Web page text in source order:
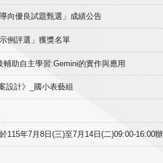
向優良試題甄選」成績公告
例評選」獲獎名單
助自主學習:Gemini的實作與應用
設計》_國小表藝組
115年7月8日(三)至7月14日(二)09:00-16:00